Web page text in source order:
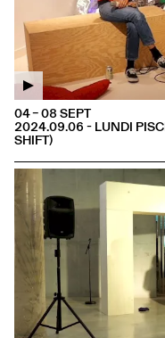
2024.09.06 - LUNDI
SHIFT)
04 – 08 SEPT